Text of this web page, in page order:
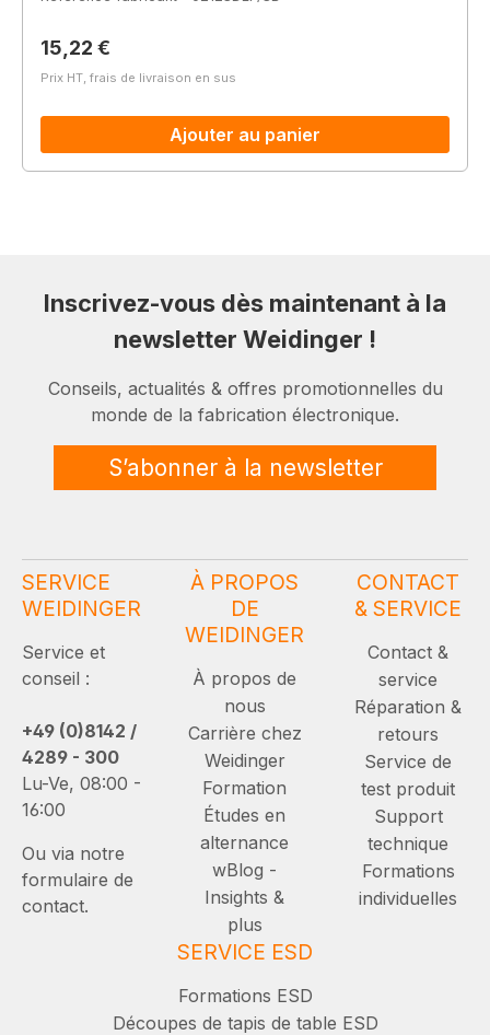
Prix régulier :
15,22 €
Prix HT, frais de livraison en sus
Ajouter au panier
Inscrivez-vous dès maintenant à la
newsletter Weidinger !
Conseils, actualités & offres promotionnelles du
monde de la fabrication électronique.
S’abonner à la newsletter
SERVICE
WEIDINGER
Service et
conseil :
+49 (0)8142 /
4289 - 300
Lu-Ve, 08:00 -
16:00
Ou via notre
formulaire de
contact.
À PROPOS
DE
WEIDINGER
À propos de
nous
Carrière chez
Weidinger
Formation
Études en
alternance
wBlog -
Insights &
plus
CONTACT
& SERVICE
Contact &
service
Réparation &
retours
Service de
test produit
Support
technique
Formations
individuelles
SERVICE ESD
Formations ESD
Découpes de tapis de table ESD